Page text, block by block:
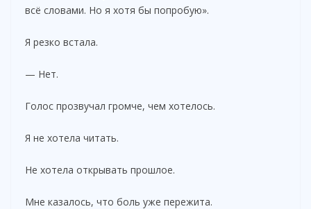
всё словами. Но я хотя бы попробую».
Я резко встала.
— Нет.
Голос прозвучал громче, чем хотелось.
Я не хотела читать.
Не хотела открывать прошлое.
Мне казалось, что боль уже пережита.